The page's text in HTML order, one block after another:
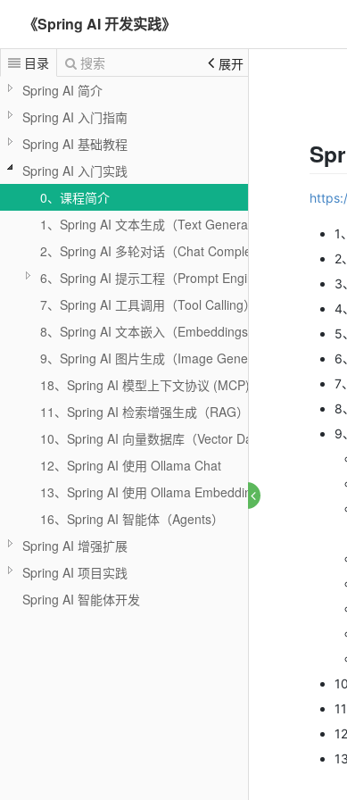
《Spring AI 开发实践》
目录 搜索
展开
Spring AI 简介
Spring AI 入门指南
Spring AI 基础教程
Spring AI 入门实践
0、课程简介
1、Spring AI 文本生成（Text Generation API）
2、Spring AI 多轮对话（Chat Completion API）
6、Spring AI 提示工程（Prompt Engineering）
7、Spring AI 工具调用（Tool Calling）
8、Spring AI 文本嵌入（Embeddings）
9、Spring AI 图片生成（Image Generation API）
18、Spring AI 模型上下文协议 (MCP)
11、Spring AI 检索增强生成（RAG）
10、Spring AI 向量数据库（Vector Databases）
12、Spring AI 使用 Ollama Chat
13、Spring AI 使用 Ollama Embeddings
16、Spring AI 智能体（Agents）
Spring AI 增强扩展
Spring AI 项目实践
Spring AI 智能体开发
1
2
3
4
5
6
7
8
9